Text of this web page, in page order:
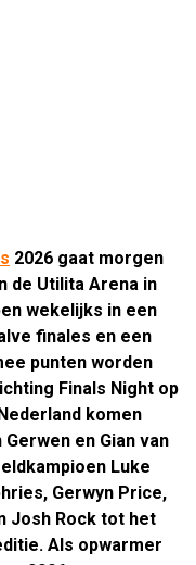
2026 gaat morgen
de Utilita Arena in
wekelijks in een
finales en een
punten worden
Finals Night op
komen
en Gian van
Luke
Gerwyn Price,
Josh Rock tot het
Als opwarmer